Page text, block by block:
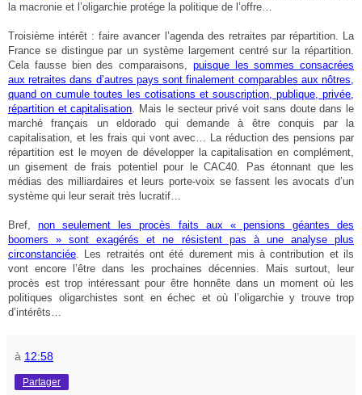
la macronie et l’oligarchie protége la politique de l’offre…
Troisième intérêt : faire avancer l’agenda des retraites par répartition. La
France se distingue par un système largement centré sur la répartition.
Cela fausse bien des comparaisons, puisque les sommes consacrées
aux retraites dans d’autres pays sont finalement comparables aux nôtres,
quand on cumule toutes les cotisations et souscription, publique, privée,
répartition et capitalisation. Mais le secteur privé voit sans doute dans le
marché français un eldorado qui demande à être conquis par la
capitalisation, et les frais qui vont avec… La réduction des pensions par
répartition est le moyen de développer la capitalisation en complément,
un gisement de frais potentiel pour le CAC40. Pas étonnant que les
médias des milliardaires et leurs porte-voix se fassent les avocats d’un
système qui leur serait très lucratif…
Bref,non seulement les procès faits aux « pensions géantes des
boomers » sont exagérés et ne résistent pas à une analyse plus
circonstanciée. Les retraités ont été durement mis à contribution et ils
vont encore l’être dans les prochaines décennies. Mais surtout, leur
procès est trop intéressant pour être honnête dans un moment où les
politiques oligarchistes sont en échec et où l’oligarchie y trouve trop
d’intérêts…
à 12:58
Partager